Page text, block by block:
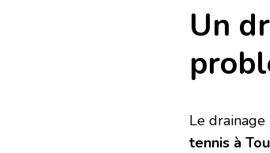
Un
Le
tennis à